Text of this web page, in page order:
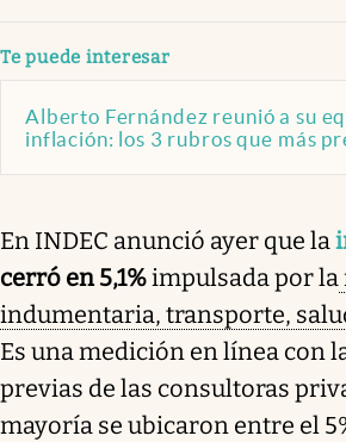
Te puede interesar
Alberto Fernández reunió a su
inflación: los 3 rubros que más
En INDEC anunció ayer que la
cerró en 5,1%impulsada por la
indumentaria, transporte,
Es una medición en línea con
previas de las consultoras
mayoría se ubicaron entre el